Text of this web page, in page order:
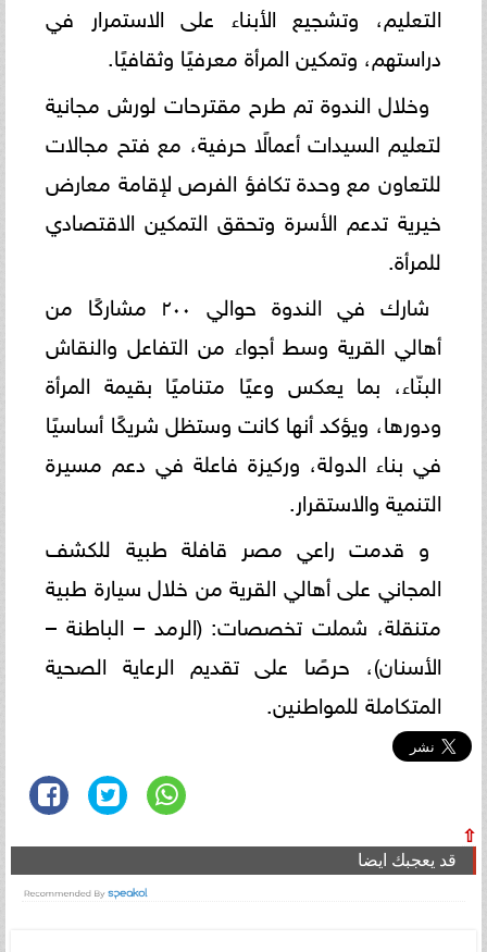
التعليم، وتشجيع الأبناء على الاستمرار في
دراستهم، وتمكين المرأة معرفيًا وثقافيًا.
وخلال الندوة تم طرح مقترحات لورش مجانية
لتعليم السيدات أعمالًا حرفية، مع فتح مجالات
للتعاون مع وحدة تكافؤ الفرص لإقامة معارض
خيرية تدعم الأسرة وتحقق التمكين الاقتصادي
للمرأة.
شارك في الندوة حوالي ٢٠٠ مشاركًا من
أهالي القرية وسط أجواء من التفاعل والنقاش
البنّاء، بما يعكس وعيًا متناميًا بقيمة المرأة
ودورها، ويؤكد أنها كانت وستظل شريكًا أساسيًا
في بناء الدولة، وركيزة فاعلة في دعم مسيرة
التنمية والاستقرار.
و قدمت راعي مصر قافلة طبية للكشف
المجاني على أهالي القرية من خلال سيارة طبية
متنقلة، شملت تخصصات: (الرمد – الباطنة –
الأسنان)، حرصًا على تقديم الرعاية الصحية
المتكاملة للمواطنين.
⇧
قد يعجبك ايضا